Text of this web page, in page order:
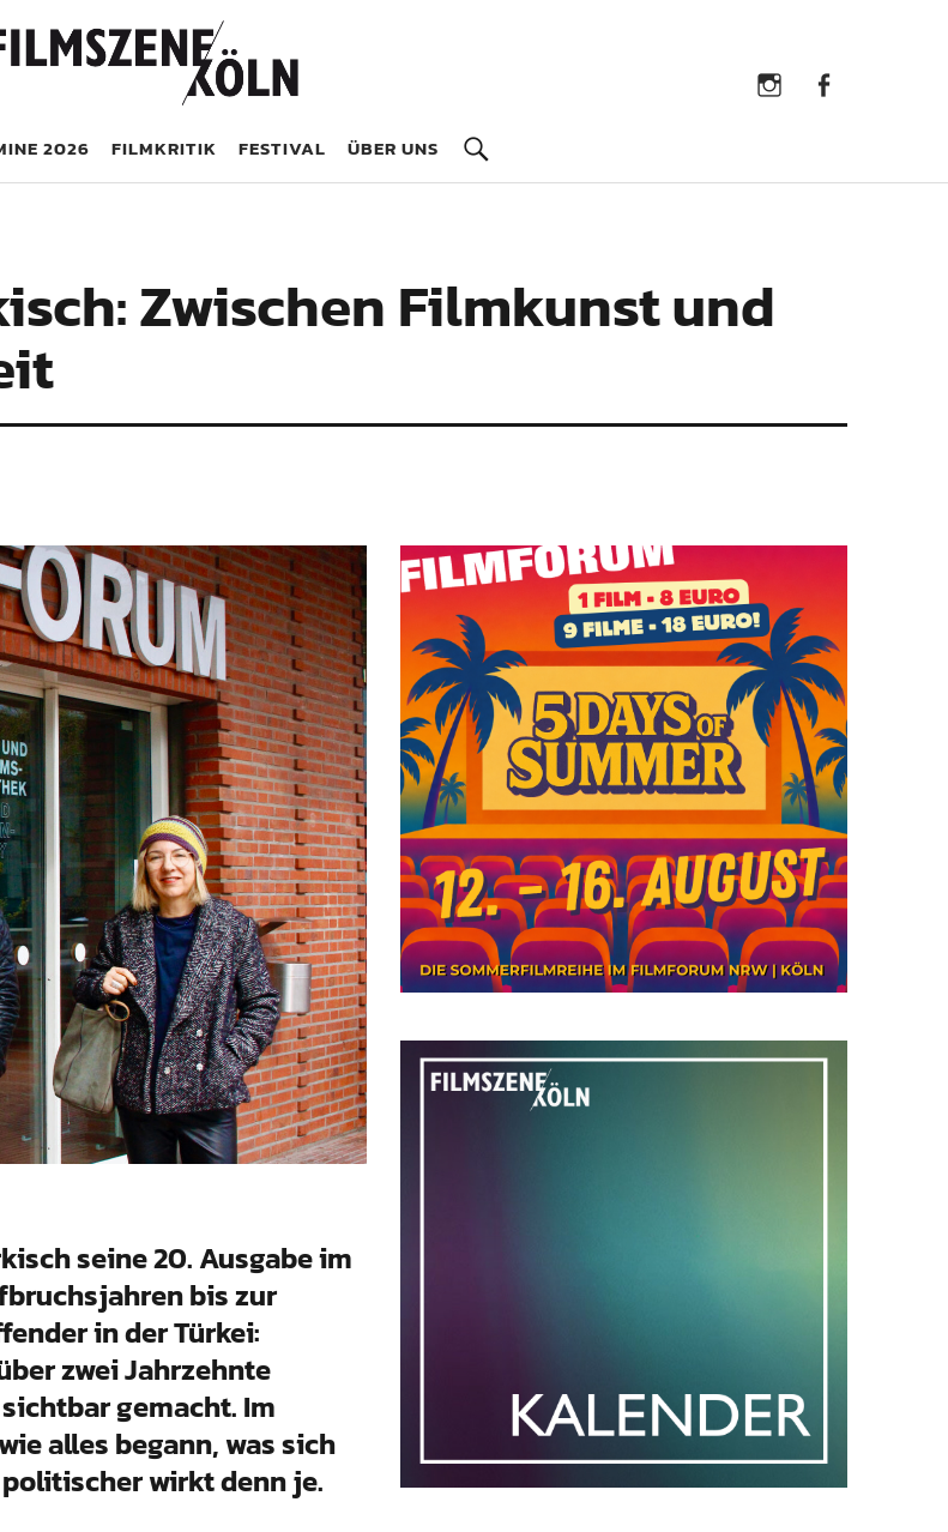
2026 FILMKRITIK FESTIVAL ÜBER UNS
Zwischen Filmkunst und
seine 20. Ausgabe im
bis zur
in der Türkei:
zwei Jahrzehnte
gemacht. Im
alles begann, was sich
wirkt denn je.